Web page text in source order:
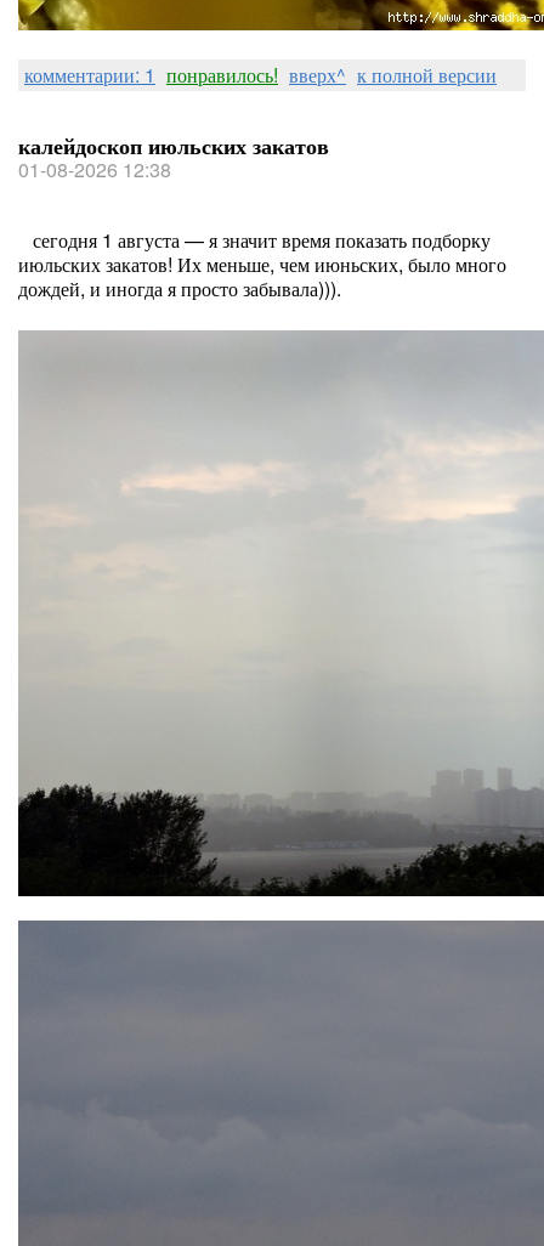
комментарии: 1 понравилось! вверх^ к полной версии
калейдоскоп июльских закатов
01-08-2026 12:38
сегодня 1 августа — я значит время показать подборку
июльских закатов! Их меньше, чем июньских, было много
дождей, и иногда я просто забывала))).